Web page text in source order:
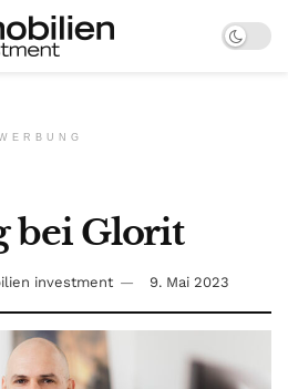
bei Glorit
investment 9. Mai 2023